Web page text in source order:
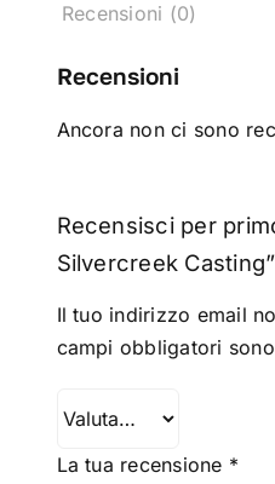
Recensioni (0)
Recensioni
Ancora non ci sono
Recensisci per
Silvercreek Casting”
Il tuo indirizzo email
campi obbligatori
La tua recensione *